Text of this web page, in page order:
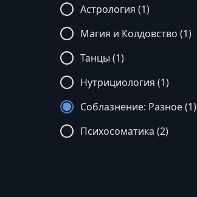
Астрология (1)
Магия и Колдовство (1)
Танцы (1)
Нутрициология (1)
Соблазнение: Разное (1)
Психосоматика (2)